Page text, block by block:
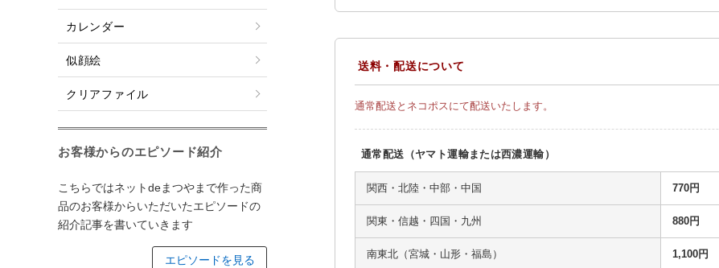
送料・配送について
通常配送とネコポスにて配送いたします。
通常配送（ヤマト運輸または西濃運輸）
関西・北陸・中部・中国 770円
関東・信越・四国・九州 880円
南東北（宮城・山形・福島） 1,100円
カレンダー
似顔絵
クリアファイル
お客様からのエピソード紹介
こちらではネットdeまつやまで作った商
品のお客様からいただいたエピソードの
紹介記事を書いていきます
エピソードを見る